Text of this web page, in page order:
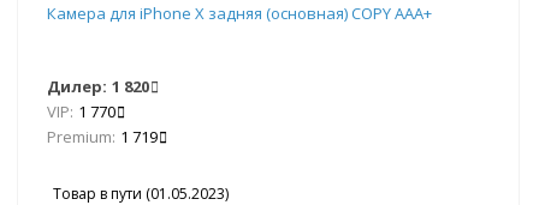
Камера для iPhone X задняя (основная) COPY ААА+
Дилер: 1 820
VIP: 1 770
Premium: 1 719
Товар в пути (01.05.2023)